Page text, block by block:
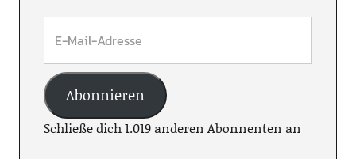
Abonnieren
Schließe dich 1.019 anderen Abonnenten an